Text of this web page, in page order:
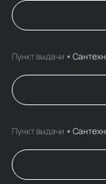
Пункт выдачи
Пункт выдачи